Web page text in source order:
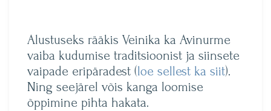
Alustuseks rääkis Veinika ka Avinurme
vaiba kudumise traditsioonist ja siinsete
vaipade eripäradest (loe sellest ka siit).
Ning seejärel võis kanga loomise
õppimine pihta hakata.